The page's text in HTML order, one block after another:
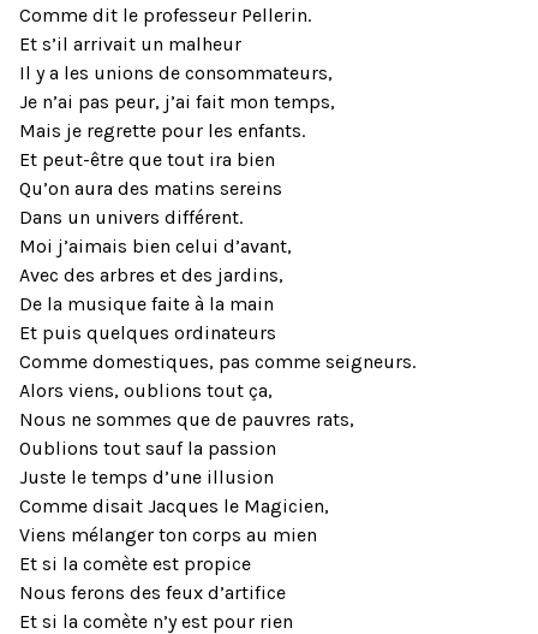
Comme dit le professeur Pellerin.
Et s’il arrivait un malheur
Il y a les unions de consommateurs,
Je n’ai pas peur, j’ai fait mon temps,
Mais je regrette pour les enfants.
Et peut-être que tout ira bien
Qu’on aura des matins sereins
Dans un univers différent.
Moi j’aimais bien celui d’avant,
Avec des arbres et des jardins,
De la musique faite à la main
Et puis quelques ordinateurs
Comme domestiques, pas comme seigneurs.
Alors viens, oublions tout ça,
Nous ne sommes que de pauvres rats,
Oublions tout sauf la passion
Juste le temps d’une illusion
Comme disait Jacques le Magicien,
Viens mélanger ton corps au mien
Et si la comète est propice
Nous ferons des feux d’artifice
Et si la comète n’y est pour rien